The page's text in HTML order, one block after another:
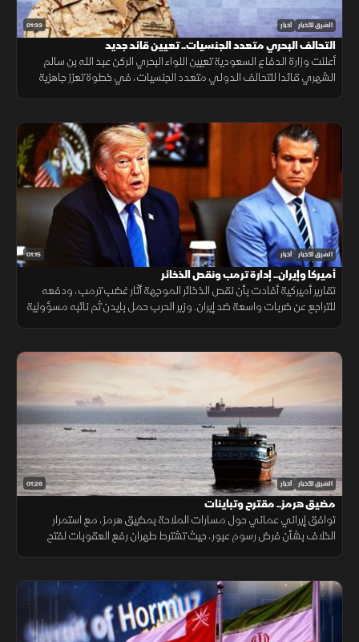
01:33 الشرق للأخبار أخبار
التحالف البحري متعدد الجنسيات.. تعيين قائد جديد
أعلنت وزارة الدفاع السعودية تعيين اللواء البحري الركن عبد الله بن سالم
الشهري قائدا للتحالف الدولي متعدد الجنسيات، في خطوة تعزز جاهزية
01:15 الشرق للأخبار أخبار
أميركا وإيران.. إدارة ترمب ونقص الذخائر
تقارير أميركية أفادت بأن نقص الذخائر الموجهة أثار غضب ترمب، ودفعه
للتراجع عن ضربات واسعة ضد إيران. وزير الحرب حمل بايدن ثم نائبه مسؤولية
01:26 الشرق للأخبار أخبار
مضيق هرمز.. مقترح وتباينات
توافق إيراني عماني حول مسارات الملاحة بمضيق هرمز، مع استمرار
الخلاف بشأن فرض رسوم عبور، حيث تشترط طهران رفع العقوبات لفتح